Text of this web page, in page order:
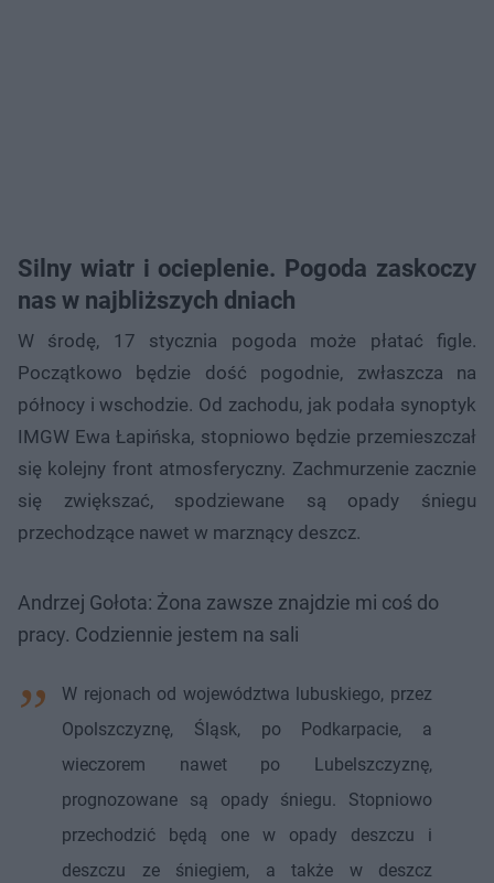
Silny wiatr i ocieplenie. Pogoda zaskoczy
nas w najbliższych dniach
W środę, 17 stycznia pogoda może płatać figle.
Początkowo będzie dość pogodnie, zwłaszcza na
północy i wschodzie. Od zachodu, jak podała synoptyk
IMGW Ewa Łapińska, stopniowo będzie przemieszczał
się kolejny front atmosferyczny. Zachmurzenie zacznie
się zwiększać, spodziewane są opady śniegu
przechodzące nawet w marznący deszcz.
Andrzej Gołota: Żona zawsze znajdzie mi coś do
pracy. Codziennie jestem na sali
W rejonach od województwa lubuskiego, przez
Opolszczyznę, Śląsk, po Podkarpacie, a
wieczorem nawet po Lubelszczyznę,
prognozowane są opady śniegu. Stopniowo
przechodzić będą one w opady deszczu i
deszczu ze śniegiem, a także w deszcz